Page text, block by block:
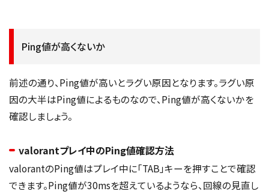
Ping値が高くないか
前述の通り、Ping値が高いとラグい原因となります。ラグい原
因の大半はPing値によるものなので、Ping値が高くないかを
確認しましょう。
valorantプレイ中のPing値確認方法
valorantのPing値はプレイ中に「TAB」キーを押すことで確認
できます。Ping値が30msを超えているようなら、回線の見直し